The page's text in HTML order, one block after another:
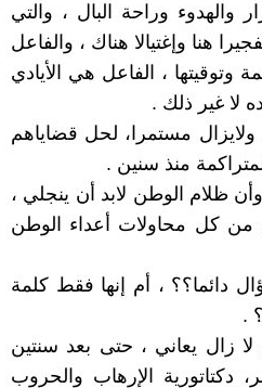
والهدوء وراحة البال ، والتي
هنا وإغتيالا هناك ، والفاعل
وتوقيتها ، الفاعل هي الأيادي
لا غير ذلك .
مستمرا، لحل قضاياهم
منذ سنين .
ظلام الوطن لابد أن ينجلي ،
كل محاولات أعداء الوطن
دائما؟؟ ، أم إنها فقط كلمة
.
زال يعاني ، حتى بعد سنتين
دكتاتورية الإرهاب والحروب